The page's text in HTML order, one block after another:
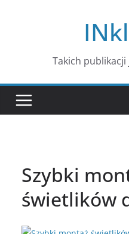
Takich publikacji
Szybki
świetlików